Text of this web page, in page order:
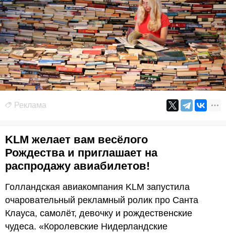
Реклама
KLM желает вам весёлого
Рождества и приглашает на
распродажу авиабилетов!
Голландская авиакомпания KLM запустила
очаровательный рекламный ролик про Санта
Клауса, самолёт, девочку и рождественские
чудеса. «Королевские Нидерландские